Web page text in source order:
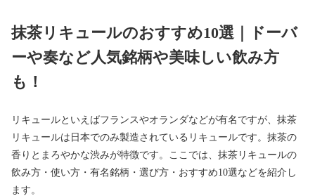
抹茶リキュールのおすすめ10選｜ドーバ
ーや奏など人気銘柄や美味しい飲み方
も！
リキュールといえばフランスやオランダなどが有名ですが、抹茶
リキュールは日本でのみ製造されているリキュールです。抹茶の
香りとまろやかな渋みが特徴です。ここでは、抹茶リキュールの
飲み方・使い方・有名銘柄・選び方・おすすめ10選などを紹介し
ます。